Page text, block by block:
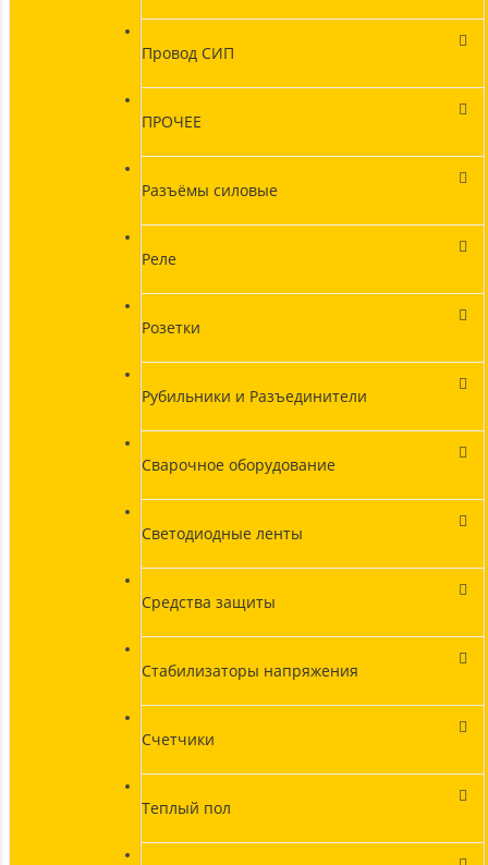
Провод СИП
ПРОЧЕЕ
Разъёмы силовые
Реле
Розетки
Рубильники и Разъединители
Сварочное оборудование
Светодиодные ленты
Средства защиты
Стабилизаторы напряжения
Счетчики
Теплый пол